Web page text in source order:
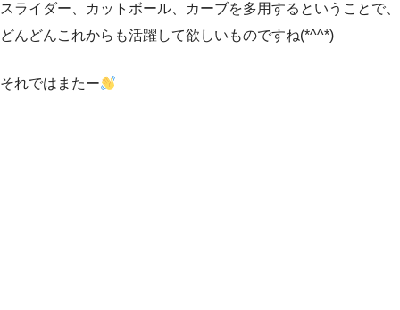
スライダー、カットボール、カーブを多用するということで、
どんどんこれからも活躍して欲しいものですね(*^^*)
それではまたー